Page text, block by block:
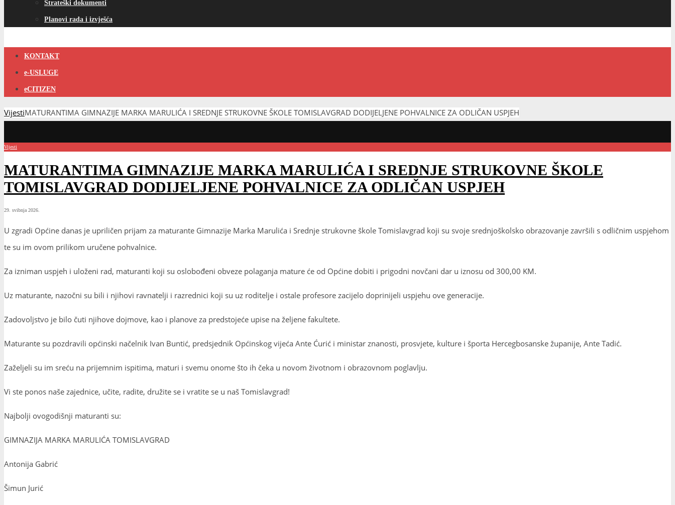
Strateški dokumenti
Planovi rada i izvješća
KONTAKT
e-USLUGE
eCITIZEN
VijestiMATURANTIMA GIMNAZIJE MARKA MARULIĆA I SREDNJE STRUKOVNE ŠKOLE TOMISLAVGRAD DODIJELJENE POHVALNICE ZA ODLIČAN USPJEH
Vijesti
MATURANTIMA GIMNAZIJE MARKA MARULIĆA I SREDNJE STRUKOVNE ŠKOLE
TOMISLAVGRAD DODIJELJENE POHVALNICE ZA ODLIČAN USPJEH
29. svibnja 2026.
U zgradi Općine danas je upriličen prijam za maturante Gimnazije Marka Marulića i Srednje strukovne škole Tomislavgrad koji su svoje srednjoškolsko obrazovanje završili s odličnim uspjehom
te su im ovom prilikom uručene pohvalnice.
Za izniman uspjeh i uloženi rad, maturanti koji su oslobođeni obveze polaganja mature će od Općine dobiti i prigodni novčani dar u iznosu od 300,00 KM.
Uz maturante, nazočni su bili i njihovi ravnatelji i razrednici koji su uz roditelje i ostale profesore zacijelo doprinijeli uspjehu ove generacije.
Zadovoljstvo je bilo čuti njihove dojmove, kao i planove za predstojeće upise na željene fakultete.
Maturante su pozdravili općinski načelnik Ivan Buntić, predsjednik Općinskog vijeća Ante Ćurić i ministar znanosti, prosvjete, kulture i športa Hercegbosanske županije, Ante Tadić.
Zaželjeli su im sreću na prijemnim ispitima, maturi i svemu onome što ih čeka u novom životnom i obrazovnom poglavlju.
Vi ste ponos naše zajednice, učite, radite, družite se i vratite se u naš Tomislavgrad!
Najbolji ovogodišnji maturanti su:
GIMNAZIJA MARKA MARULIĆA TOMISLAVGRAD
Antonija Gabrić
Šimun Jurić